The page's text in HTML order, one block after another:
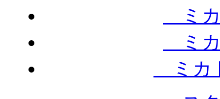
ミカ
ミカ
ミカ